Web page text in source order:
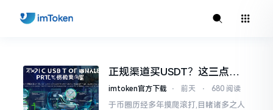
正规渠道买USDT？这三点必
须知道
imtoken官方下载 ⋅ 前天 ⋅ 680 阅读
于币圈历经多年摸爬滚打,目睹诸多之人